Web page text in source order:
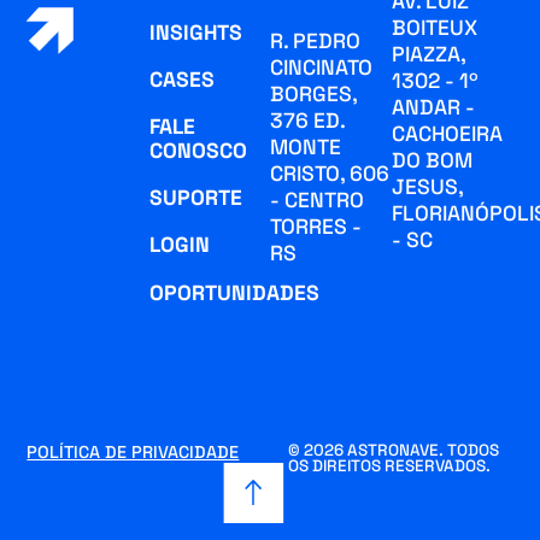
INSIGHTS
CASES
FALE
CONOSCO
SUPORTE
LOGIN
OPORTUNIDADES
R. PEDRO
CINCINATO
BORGES,
376 ED.
MONTE
CRISTO, 606
- CENTRO
TORRES -
RS
BOITEUX
PIAZZA,
1302 - 1º
ANDAR -
CACHOEIRA
DO BOM
JESUS,
- SC
© 2026 ASTRONAVE. TODOS
OS DIREITOS RESERVADOS.
POLÍTICA DE PRIVACIDADE